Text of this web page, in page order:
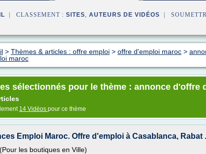
| CLASSEMENT : SITES, AUTEURS DE VIDÉOS |
> Thèmes & articles : offre emploi > offre d'emploi maroc >
maroc
sélectionnés pour le thème : annonce d'offre
14 Vidéos pour ce thème
Emploi Maroc. Offre d'emploi à Casablanca, Rabat
les boutiques en Ville)